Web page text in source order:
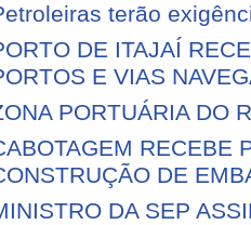
terão
DE ITAJAÍ
E VIAS
PORTUÁRIA DO
RECEBE
DE
DA SEP